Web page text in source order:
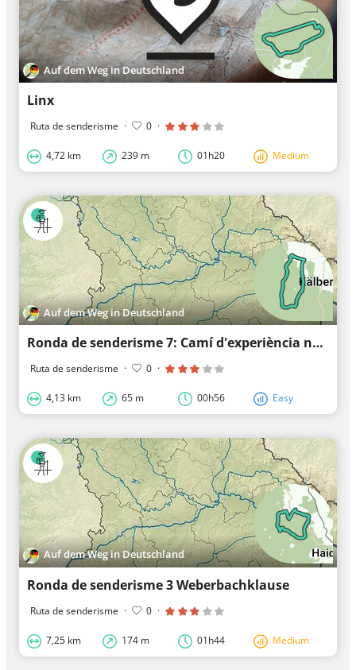
Auf dem Weg in Deutschland
Linx
Ruta de senderisme · 0 ·
4,72 km 239 m 01h20 Medium
Auf dem Weg in Deutschland
Ronda de senderisme 7: Camí d'experiència natural Kobelberg
Ruta de senderisme · 0 ·
4,13 km 65 m 00h56 Easy
Auf dem Weg in Deutschland
Ronda de senderisme 3 Weberbachklause
Ruta de senderisme · 0 ·
7,25 km 174 m 01h44 Medium